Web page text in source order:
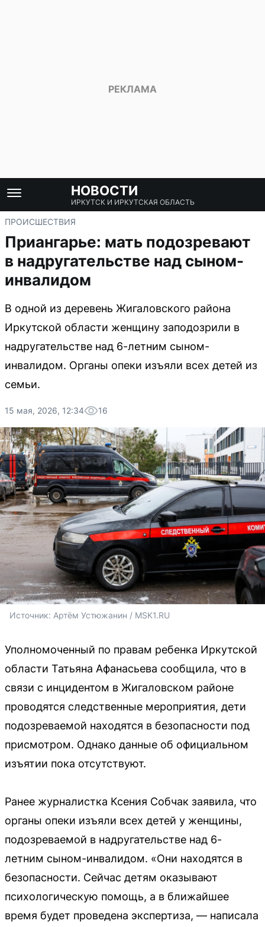
НОВОСТИ
ИРКУТСК И ИРКУТСКАЯ ОБЛАСТЬ
ПРОИСШЕСТВИЯ
Приангарье: мать подозревают
в надругательстве над сыном-
инвалидом
В одной из деревень Жигаловского района
Иркутской области женщину заподозрили в
надругательстве над 6-летним сыном-
инвалидом. Органы опеки изъяли всех детей из
семьи.
15 мая, 2026, 12:34 16
Источник: Артём Устюжанин / MSK1.RU
Уполномоченный по правам ребенка Иркутской
области Татьяна Афанасьева сообщила, что в
связи с инцидентом в Жигаловском районе
проводятся следственные мероприятия, дети
подозреваемой находятся в безопасности под
присмотром. Однако данные об официальном
изъятии пока отсутствуют.
Ранее журналистка Ксения Собчак заявила, что
органы опеки изъяли всех детей у женщины,
подозреваемой в надругательстве над 6-
летним сыном-инвалидом. «Они находятся в
безопасности. Сейчас детям оказывают
психологическую помощь, а в ближайшее
время будет проведена экспертиза, — написала